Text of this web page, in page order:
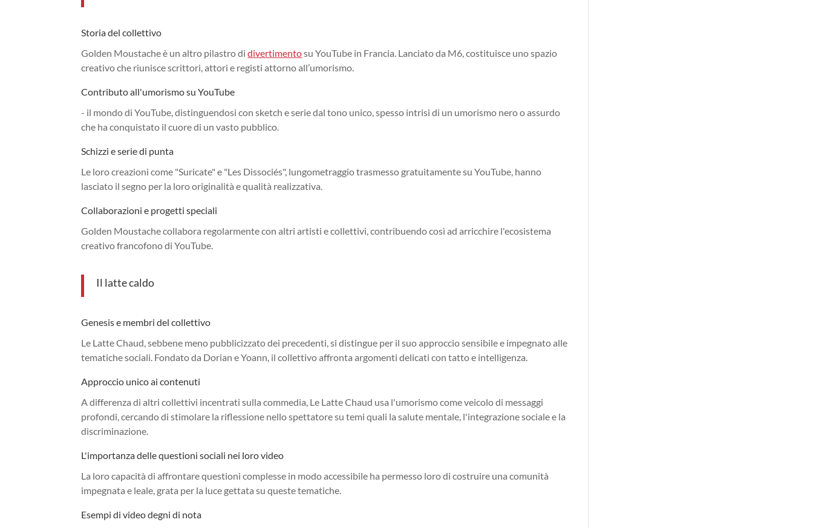
Storia del collettivo
Golden Moustache è un altro pilastro didivertimentosu YouTube in Francia. Lanciato da M6, costituisce uno spazio
creativo che riunisce scrittori, attori e registi attorno all’umorismo.
Contributo all'umorismo su YouTube
- il mondo di YouTube, distinguendosi con sketch e serie dal tono unico, spesso intrisi di un umorismo nero o assurdo
che ha conquistato il cuore di un vasto pubblico.
Schizzi e serie di punta
Le loro creazioni come "Suricate" e "Les Dissociés", lungometraggio trasmesso gratuitamente su YouTube, hanno
lasciato il segno per la loro originalità e qualità realizzativa.
Collaborazioni e progetti speciali
Golden Moustache collabora regolarmente con altri artisti e collettivi, contribuendo così ad arricchire l'ecosistema
creativo francofono di YouTube.
Il latte caldo
Genesis e membri del collettivo
Le Latte Chaud, sebbene meno pubblicizzato dei precedenti, si distingue per il suo approccio sensibile e impegnato alle
tematiche sociali. Fondato da Dorian e Yoann, il collettivo affronta argomenti delicati con tatto e intelligenza.
Approccio unico ai contenuti
A differenza di altri collettivi incentrati sulla commedia, Le Latte Chaud usa l'umorismo come veicolo di messaggi
profondi, cercando di stimolare la riflessione nello spettatore su temi quali la salute mentale, l'integrazione sociale e la
discriminazione.
L'importanza delle questioni sociali nei loro video
La loro capacità di affrontare questioni complesse in modo accessibile ha permesso loro di costruire una comunità
impegnata e leale, grata per la luce gettata su queste tematiche.
Esempi di video degni di nota